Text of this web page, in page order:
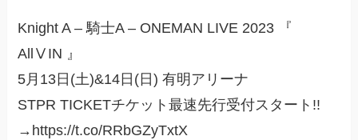
Knight A – 騎士A – ONEMAN LIVE 2023 『
AllⅤIN 』
5月13日(土)&14日(日) 有明アリーナ
STPR TICKETチケット最速先行受付スタート!!
→https://t.co/RRbGZyTxtX